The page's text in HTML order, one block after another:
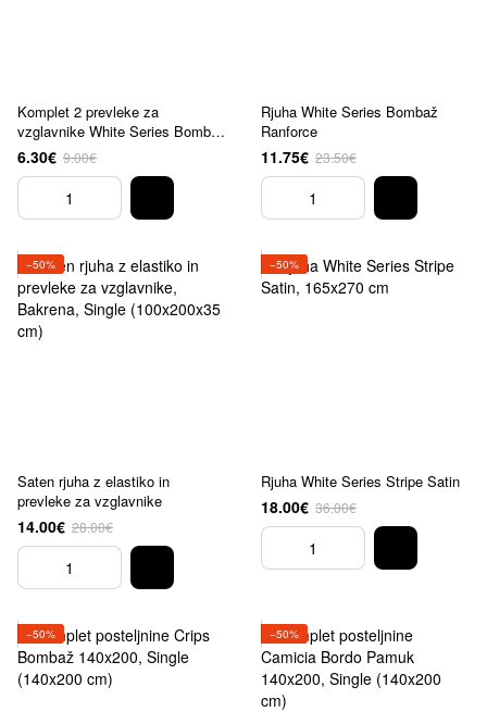
Komplet 2 prevleke za
vzglavnike White Series Bombaž
50x70
6.30€ 9.00€
Rjuha White Series Bombaž
Ranforce
11.75€ 23.50€
−50%
Saten rjuha z elastiko in
prevleke za vzglavnike
14.00€ 28.00€
−50%
Rjuha White Series Stripe Satin
18.00€ 36.00€
−50% −50%